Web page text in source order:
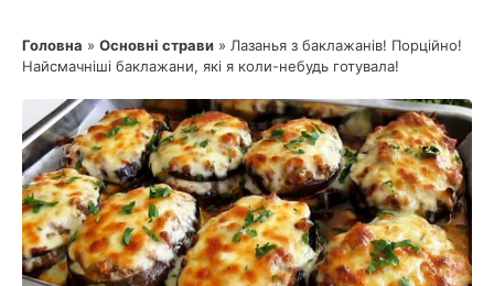
Головна » Основні страви » Лазанья з баклажанів! Порційно!
Найсмачніші баклажани, які я коли-небудь готувала!